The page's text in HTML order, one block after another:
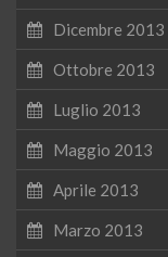
Dicembre 2013
Ottobre 2013
Luglio 2013
Maggio 2013
Aprile 2013
Marzo 2013